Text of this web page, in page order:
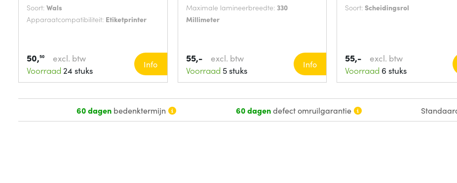
Soort: Wals
Apparaatcompatibiliteit: Etiketprinter
50,50
excl. btw
Voorraad 24 stuks
Info
Maximale lamineerbreedte: 330
Millimeter
55,-
excl. btw
Voorraad 5 stuks
Info
Soort: Scheidingsrol
55,-
excl. btw
Voorraad 6 stuks
60 dagenbedenktermijn 60 dagendefect omruilgarantie